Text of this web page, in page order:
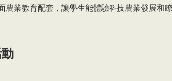
農業教育配套，讓學生能體驗科技農業發展和